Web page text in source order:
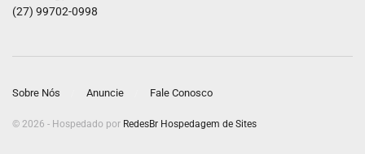
(27) 99702-0998
Sobre Nós Anuncie Fale Conosco
© 2026 - Hospedado por RedesBr Hospedagem de Sites